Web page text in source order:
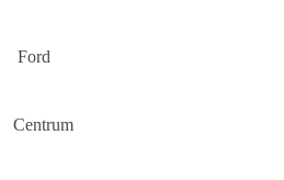
Ford
Centrum